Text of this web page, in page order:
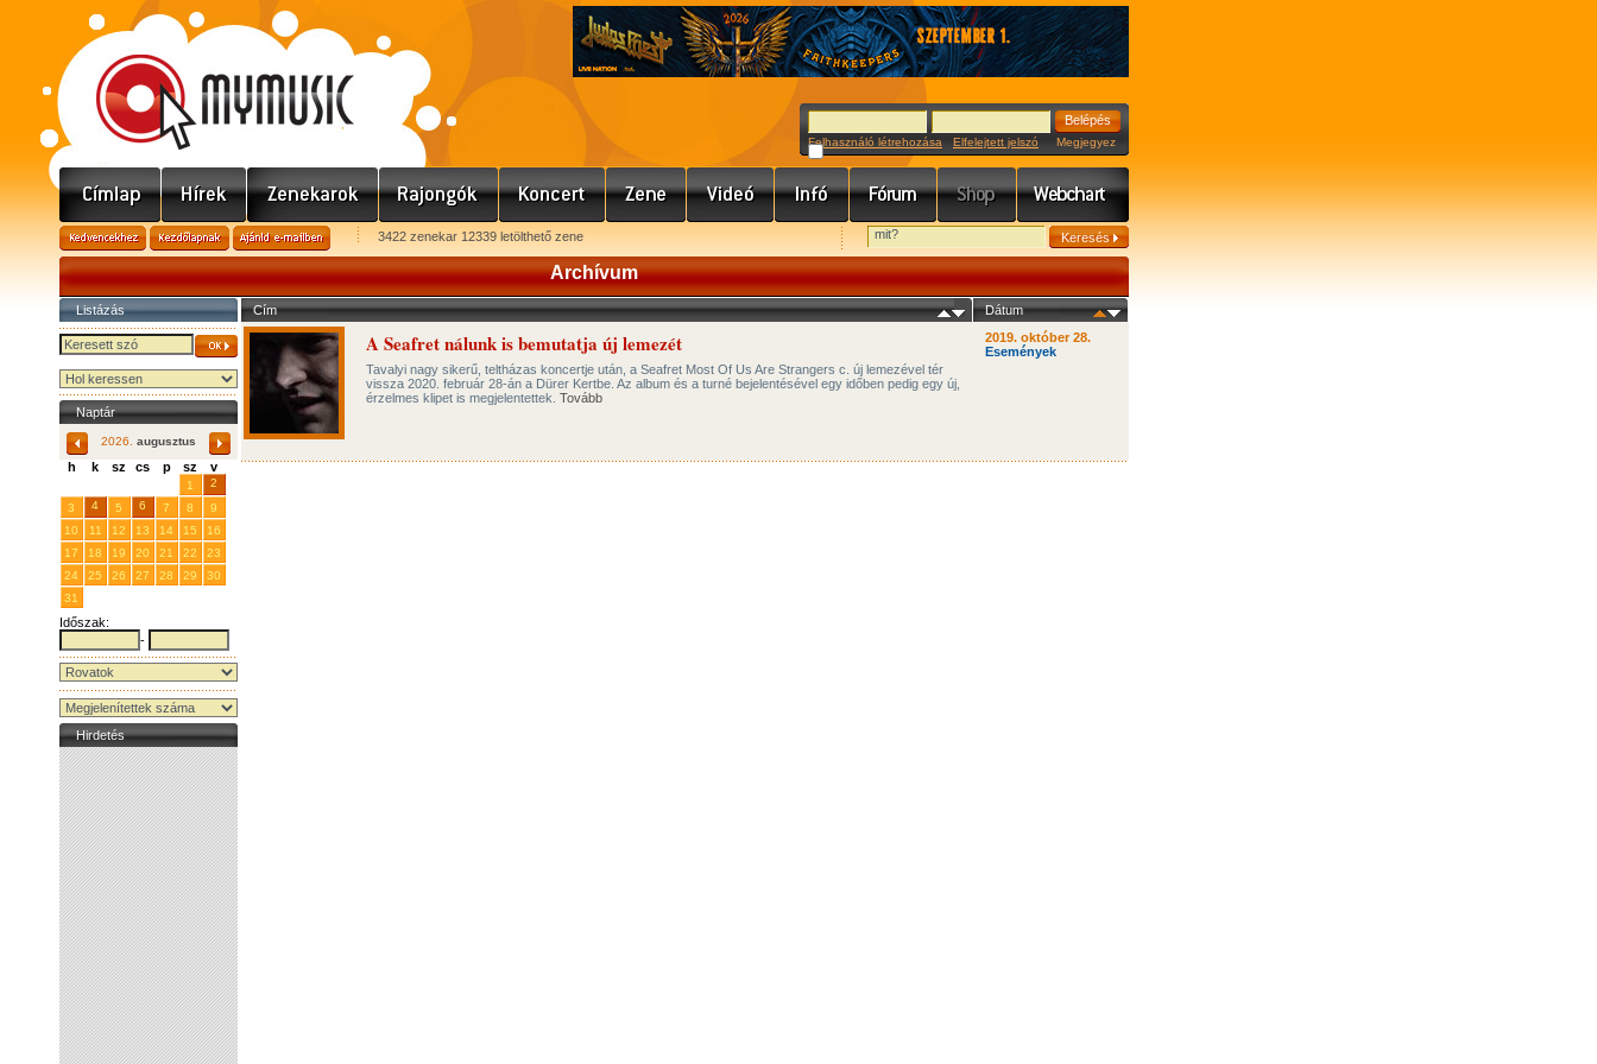
Felhasználó létrehozása Elfelejtett jelszó Megjegyez
3422 zenekar 12339 letölthető zene
Archívum
Listázás
Naptár
2026. augusztus
h k sz cs p sz v
1
2
3
4 5 6 7 8
9
10
11 12 13 14 15
16
17
18 19 20 21 22
23
24
25 26 27 28 29
30
31
Időszak:
-
Hirdetés
Cím Dátum
A Seafret nálunk is bemutatja új lemezét
Tavalyi nagy sikerű, teltházas koncertje után, a Seafret Most Of Us Are Strangers c. új lemezével tér
vissza 2020. február 28-án a Dürer Kertbe. Az album és a turné bejelentésével egy időben pedig egy új,
érzelmes klipet is megjelentettek. Tovább
2019. október 28.
Események